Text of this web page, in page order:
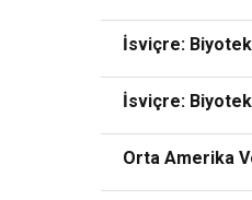
İsviçre:
İsviçre:
Orta Amerika